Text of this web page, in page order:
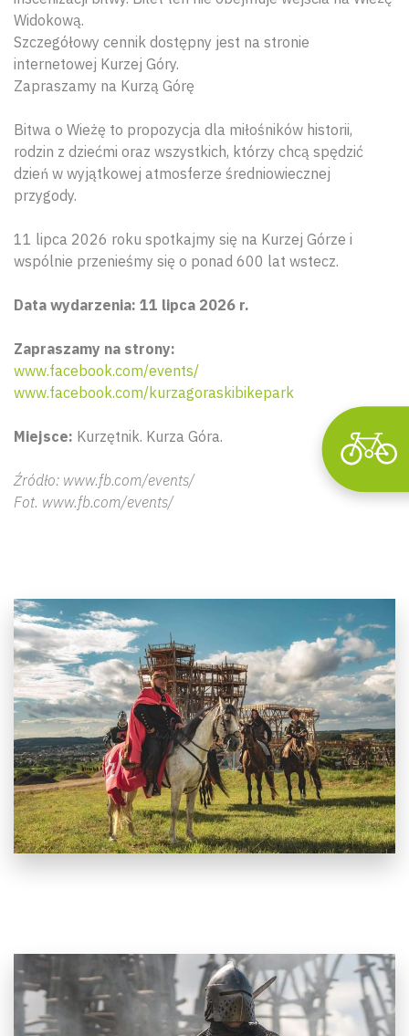
Widokową.
Szczegółowy cennik dostępny jest na stronie
internetowej Kurzej Góry.
Zapraszamy na Kurzą Górę
Bitwa o Wieżę to propozycja dla miłośników historii,
rodzin z dziećmi oraz wszystkich, którzy chcą spędzić
dzień w wyjątkowej atmosferze średniowiecznej
przygody.
11 lipca 2026 roku spotkajmy się na Kurzej Górze i
wspólnie przenieśmy się o ponad 600 lat wstecz.
Data wydarzenia: 11 lipca 2026 r.
Zapraszamy na strony:
www.facebook.com/events/
www.facebook.com/kurzagoraskibikepark
Miejsce: Kurzętnik. Kurza Góra.
Źródło: www.fb.com/events/
Fot. www.fb.com/events/